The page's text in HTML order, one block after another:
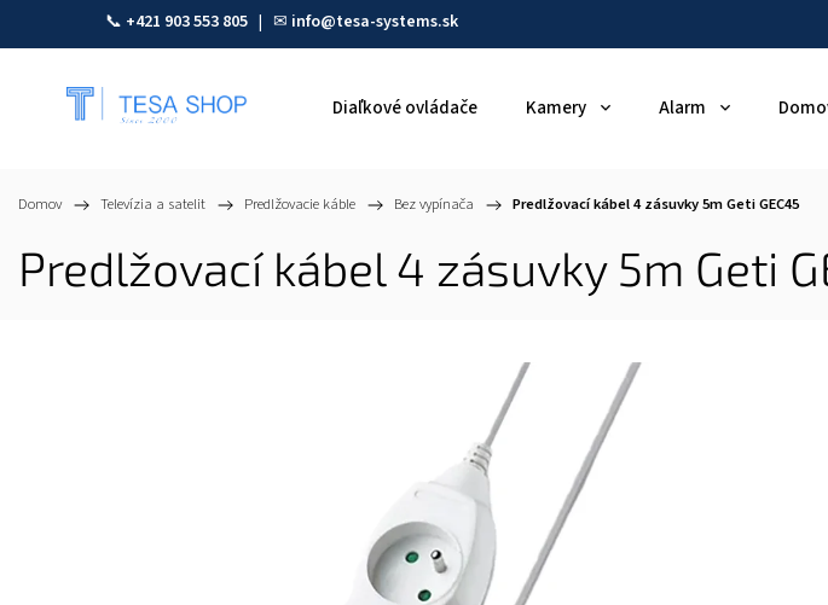
📞 +421 903 553 805 | ✉ info@tesa-systems.sk
Diaľkové ovládače Kamery Alarm
Domov / Televízia a satelit / Predlžovacie káble / Bez vypínača / Predlžovací kábel 4 zásuvky 5m Geti GEC45
Predlžovací kábel 4 zásuvky 5m Geti